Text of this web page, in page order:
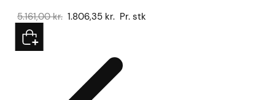
5.161,00kr. Den
5.161,00 kr..
1.806,35 kr. Den
1.806,35 kr..
Pr. stk